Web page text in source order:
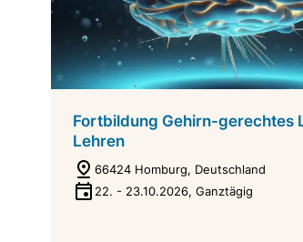
Fortbildung Gehirn-gerechtes
Lehren
66424 Homburg, Deutschland
22. - 23.10.2026, Ganztägig